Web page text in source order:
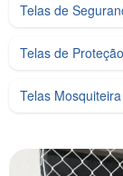
Telas de
Telas de
Telas